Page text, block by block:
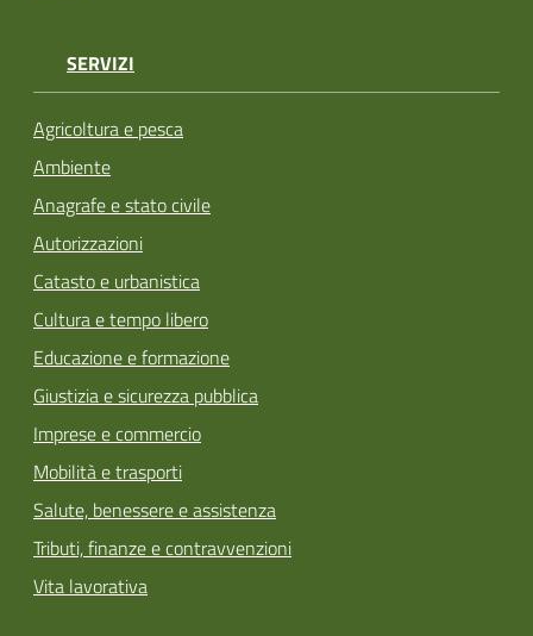
SERVIZI
Agricoltura e pesca
Ambiente
Anagrafe e stato civile
Autorizzazioni
Catasto e urbanistica
Cultura e tempo libero
Educazione e formazione
Giustizia e sicurezza pubblica
Imprese e commercio
Mobilità e trasporti
Salute, benessere e assistenza
Tributi, finanze e contravvenzioni
Vita lavorativa